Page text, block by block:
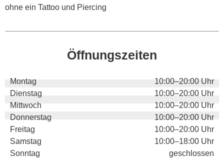
ohne ein Tattoo und Piercing
Öffnungszeiten
Montag
10:00–20:00 Uhr
Dienstag
10:00–20:00 Uhr
Mittwoch
10:00–20:00 Uhr
Donnerstag
10:00–20:00 Uhr
Freitag
10:00–20:00 Uhr
Samstag
10:00–18:00 Uhr
Sonntag
geschlossen